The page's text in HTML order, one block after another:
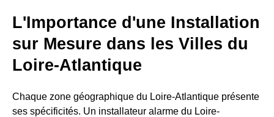
L'Importance d'une Installation
sur Mesure dans les Villes du
Loire-Atlantique
Chaque zone géographique du Loire-Atlantique présente
ses spécificités. Un installateur alarme du Loire-